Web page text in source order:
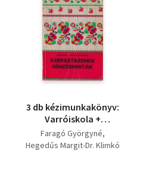
3 db kézimunkakönyv:
Varróiskola +
Keresztszemes
hímzésminták +
Faragó Györgyné
Hegedűs Margit-Dr. Klimkó